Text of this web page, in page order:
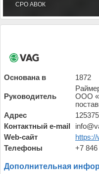
СРО АВОК
Основана в 1872
Руководитель
ООО
Адрес
Контактный e-mail
Web-сайт
Телефоны
+7 846
Дополнительная